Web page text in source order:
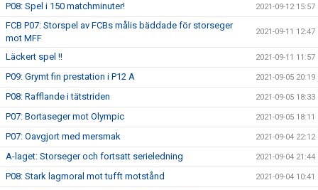
P08: Spel i 150 matchminuter! 2021-09-12 15:57
FCB P07: Storspel av FCBs målis bäddade för storseger
mot MFF
2021-09-11 12:47
Läckert spel !! 2021-09-11 11:57
P09: Grymt fin prestation i P12 A 2021-09-05 20:19
P08: Rafflande i tätstriden 2021-09-05 18:33
P07: Bortaseger mot Olympic 2021-09-05 18:11
P07: Oavgjort med mersmak 2021-09-04 22:12
A-laget: Storseger och fortsatt serieledning 2021-09-04 21:44
P08: Stark lagmoral mot tufft motstånd 2021-09-04 10:41